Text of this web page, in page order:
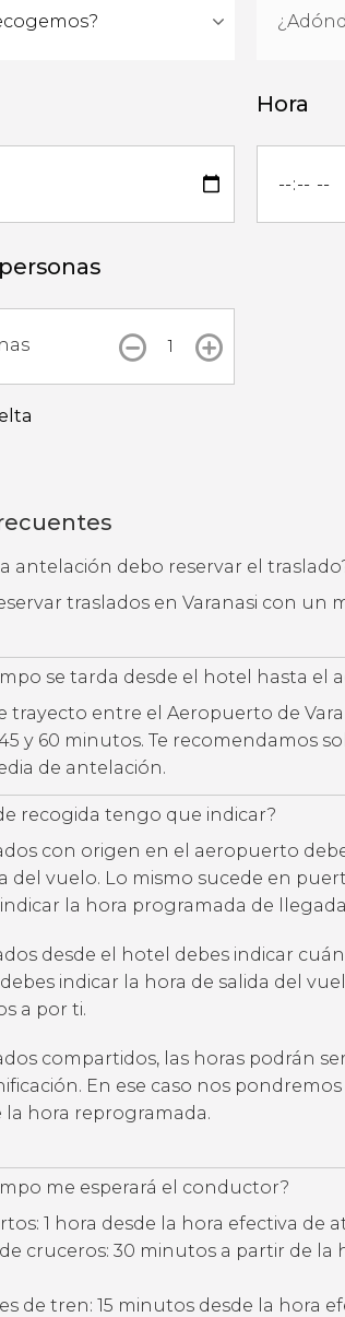
Hora
antelación debo reservar el
traslados en Varanasi con un
se tarda desde el hotel hasta el
trayecto entre el Aeropuerto de
y 60 minutos. Te recomendamos
de antelación.
recogida tengo que indicar?
con origen en el aeropuerto
del vuelo. Lo mismo sucede en
la hora programada de
desde el hotel debes indicar
debes indicar la hora de salida del
a por ti.
compartidos, las horas podrán
En ese caso nos
hora reprogramada.
me esperará el conductor?
1 hora desde la hora efectiva de
cruceros: 30 minutos a partir de la
de tren: 15 minutos desde la hora